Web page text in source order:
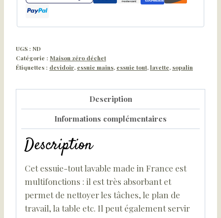
UGS : ND
Catégorie : Maison zéro déchet
Étiquettes : devidoir, essuie mains, essuie tout,lavette, sopalin
Description
Informations complémentaires
Description
Cet essuie-tout lavable made in France est
multifonctions : il est très absorbant et
permet de nettoyer les tâches, le plan de
travail, la table etc. Il peut également servir